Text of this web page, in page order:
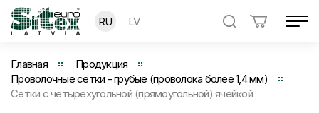
RU LV
Главная
Продукция
Проволочные сетки - грубые (проволока более 1,4 мм)
Сетки с четырёхугольной (прямоугольной) ячейкой